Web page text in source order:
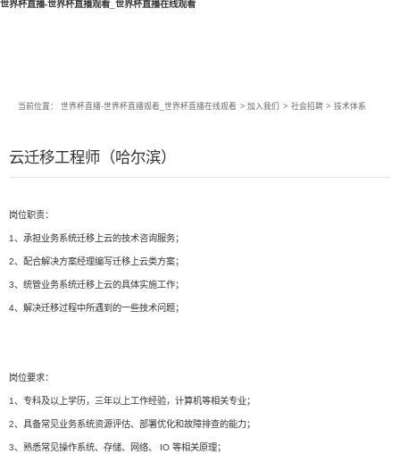
世界杯直播-世界杯直播观看_世界杯直播在线观看
当前位置： 世界杯直播-世界杯直播观看_世界杯直播在线观看 > 加入我们 > 社会招聘 > 技术体系
云迁移工程师（哈尔滨）
岗位职责：
1、承担业务系统迁移上云的技术咨询服务；
2、配合解决方案经理编写迁移上云类方案；
3、统管业务系统迁移上云的具体实施工作；
4、解决迁移过程中所遇到的一些技术问题；
岗位要求：
1、专科及以上学历，三年以上工作经验，计算机等相关专业；
2、具备常见业务系统资源评估、部署优化和故障排查的能力；
3、熟悉常见操作系统、存储、网络、 IO 等相关原理；